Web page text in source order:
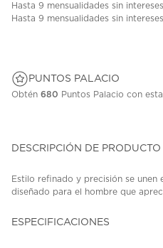
Hasta 9 mensualidades sin
Hasta 9 mensualidades sin
PUNTOS PALACIO
Obtén 680 Puntos Palacio con
DESCRIPCIÓN DE PRODUCTO
Estilo refinado y precisión se unen
diseñado para el hombre que
ESPECIFICACIONES